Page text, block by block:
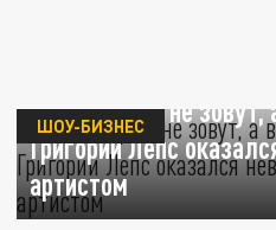
На концерты не зовут,
Григорий Лепс
артистом
ШОУ-БИЗНЕС